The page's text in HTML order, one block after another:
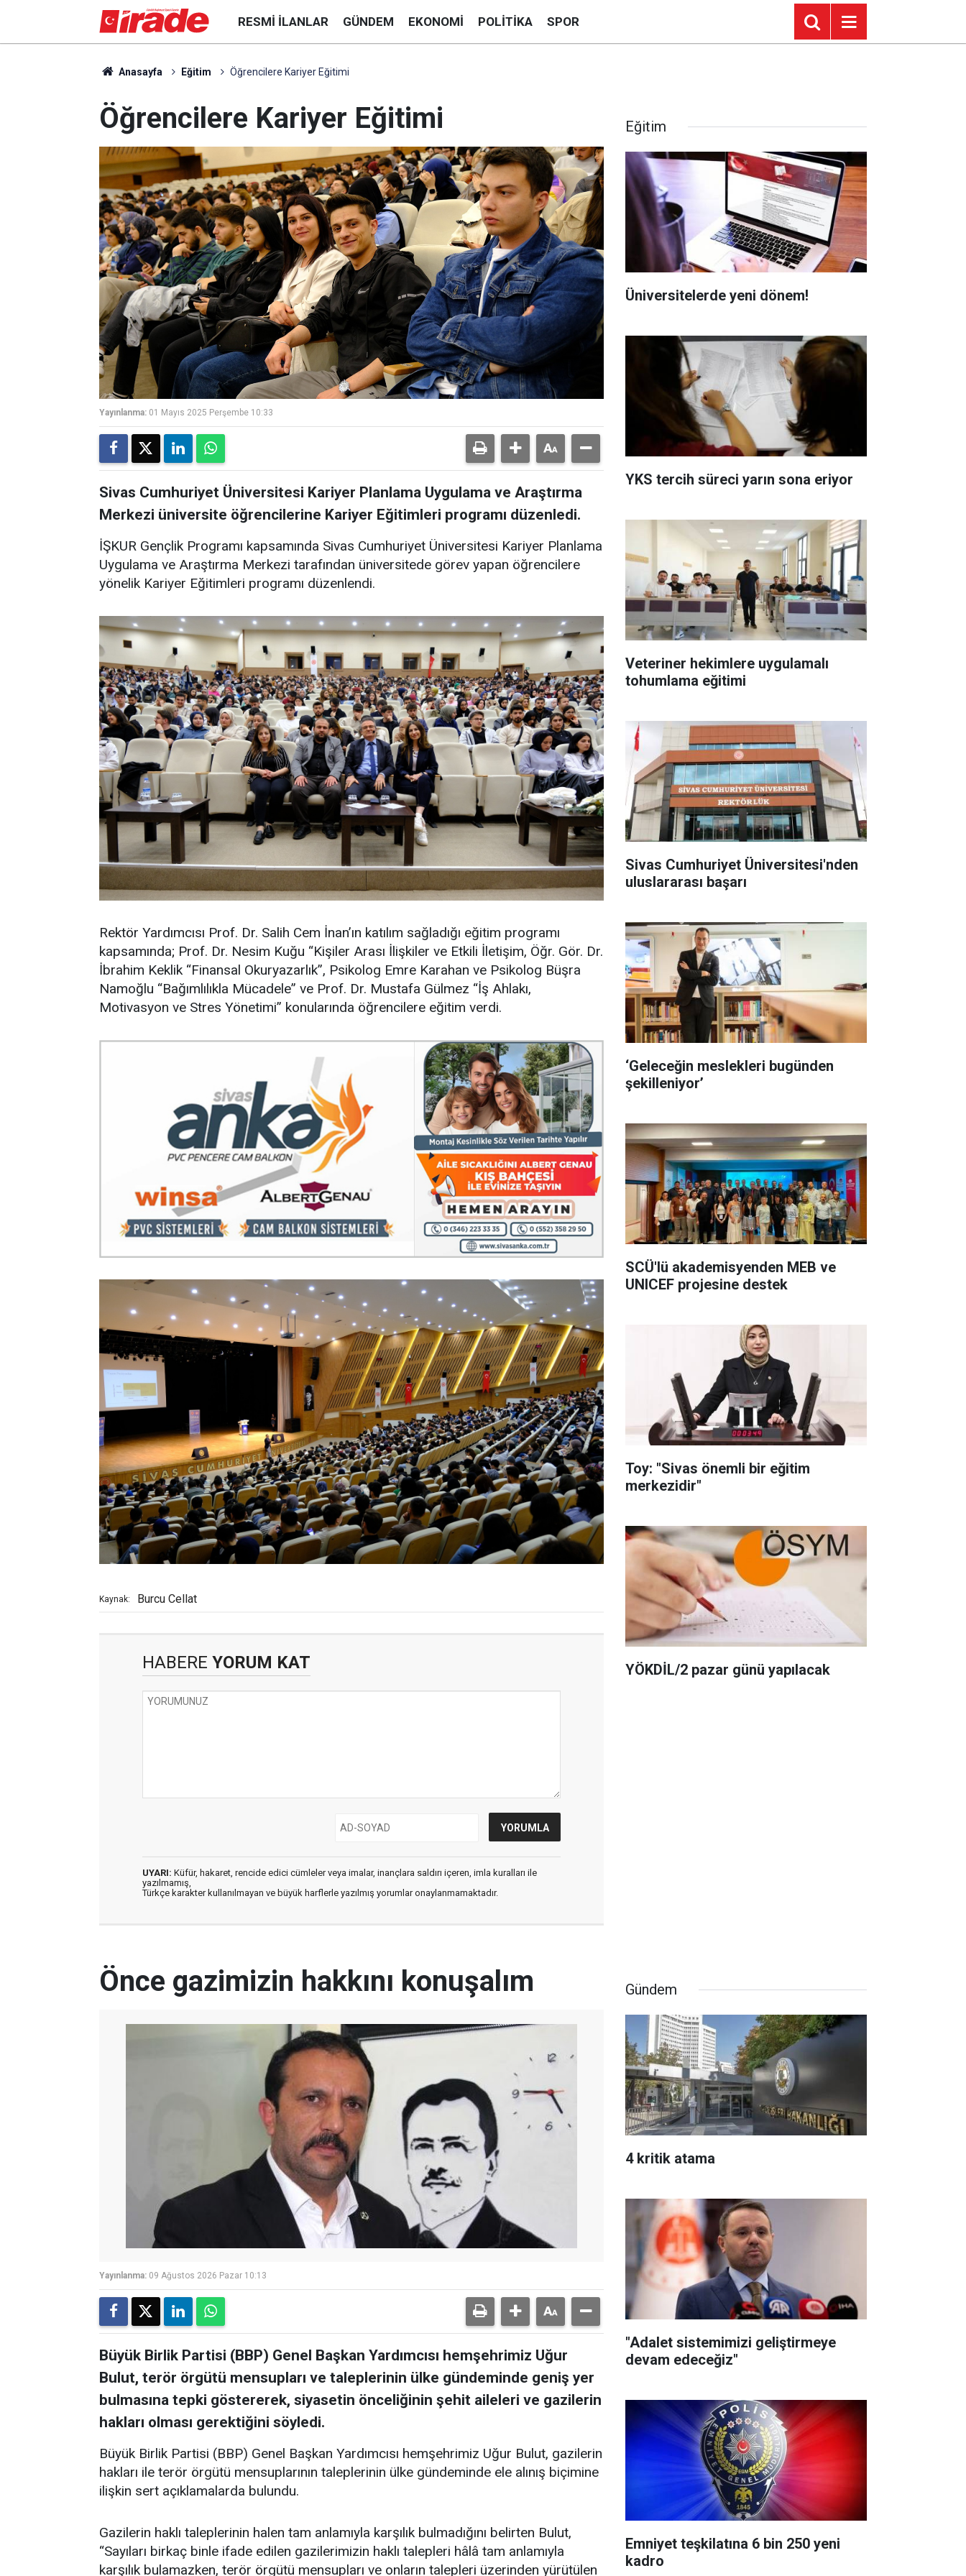
RESMI İLANLAR GÜNDEM EKONOMI POLITIKA SPOR
Anasayfa Eğitim Öğrencilere Kariyer Eğitimi
Öğrencilere Kariyer Eğitimi
Yayınlanma: 01 Mayıs 2025 Perşembe 10:33
Sivas Cumhuriyet Üniversitesi Kariyer Planlama Uygulama ve Araştırma
Merkezi üniversite öğrencilerine Kariyer Eğitimleri programı düzenledi.
İŞKUR Gençlik Programı kapsamında Sivas Cumhuriyet Üniversitesi Kariyer Planlama
Uygulama ve Araştırma Merkezi tarafından üniversitede görev yapan öğrencilere
yönelik Kariyer Eğitimleri programı düzenlendi.
Rektör Yardımcısı Prof. Dr. Salih Cem İnan’ın katılım sağladığı eğitim programı
kapsamında; Prof. Dr. Nesim Kuğu “Kişiler Arası İlişkiler ve Etkili İletişim, Öğr. Gör. Dr.
İbrahim Keklik “Finansal Okuryazarlık”, Psikolog Emre Karahan ve Psikolog Büşra
Namoğlu “Bağımlılıkla Mücadele” ve Prof. Dr. Mustafa Gülmez “İş Ahlakı,
Motivasyon ve Stres Yönetimi” konularında öğrencilere eğitim verdi.
Kaynak: Burcu Cellat
HABERE YORUM KAT
UYARI: Küfür, hakaret, rencide edici cümleler veya imalar, inançlara saldırı içeren, imla kuralları ile
yazılmamış,
Türkçe karakter kullanılmayan ve büyük harflerle yazılmış yorumlar onaylanmamaktadır.
Eğitim
Üniversitelerde yeni dönem!
YKS tercih süreci yarın sona eriyor
Veteriner hekimlere uygulamalı
tohumlama eğitimi
Sivas Cumhuriyet Üniversitesi'nden
uluslararası başarı
‘Geleceğin meslekleri bugünden
şekilleniyor’
SCÜ'lü akademisyenden MEB ve
UNICEF projesine destek
Toy: "Sivas önemli bir eğitim
merkezidir"
YÖKDİL/2 pazar günü yapılacak
Önce gazimizin hakkını konuşalım
Yayınlanma: 09 Ağustos 2026 Pazar 10:13
Büyük Birlik Partisi (BBP) Genel Başkan Yardımcısı hemşehrimiz Uğur
Bulut, terör örgütü mensupları ve taleplerinin ülke gündeminde geniş yer
bulmasına tepki göstererek, siyasetin önceliğinin şehit aileleri ve gazilerin
hakları olması gerektiğini söyledi.
Büyük Birlik Partisi (BBP) Genel Başkan Yardımcısı hemşehrimiz Uğur Bulut, gazilerin
hakları ile terör örgütü mensuplarının taleplerinin ülke gündeminde ele alınış biçimine
ilişkin sert açıklamalarda bulundu.
Gazilerin haklı taleplerinin halen tam anlamıyla karşılık bulmadığını belirten Bulut,
“Sayıları birkaç binle ifade edilen gazilerimizin haklı talepleri hâlâ tam anlamıyla
karşılık bulamazken, terör örgütü mensupları ve onların talepleri üzerinden yürütülen
Gündem
4 kritik atama
"Adalet sistemimizi geliştirmeye
devam edeceğiz"
Emniyet teşkilatına 6 bin 250 yeni
kadro